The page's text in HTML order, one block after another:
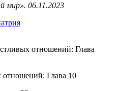
06.11.2023
отношений: Глава 10